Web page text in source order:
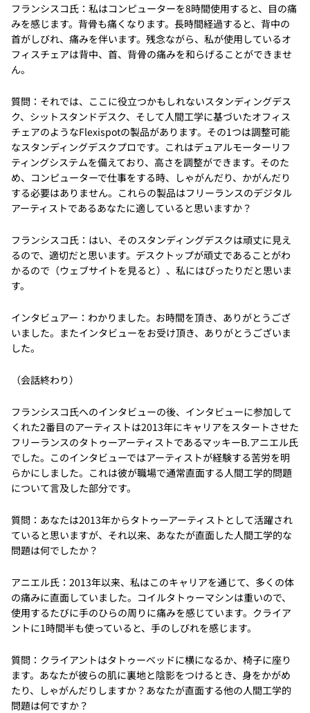
フランシスコ氏：私はコンピューターを8時間使用すると、目の痛
みを感じます。背骨も痛くなります。長時間経過すると、背中の
首がしびれ、痛みを伴います。残念ながら、私が使用しているオ
フィスチェアは背中、首、背骨の痛みを和らげることができませ
ん。
質問：それでは、ここに役立つかもしれないスタンディングデス
ク、シットスタンドデスク、そして人間工学に基づいたオフィス
チェアのようなFlexispotの製品があります。その1つは調整可能
なスタンディングデスクプロです。これはデュアルモーターリフ
ティングシステムを備えており、高さを調整ができます。そのた
め、コンピューターで仕事をする時、しゃがんだり、かがんだり
する必要はありません。これらの製品はフリーランスのデジタル
アーティストであるあなたに適していると思いますか？
フランシスコ氏：はい、そのスタンディングデスクは頑丈に見え
るので、適切だと思います。デスクトップが頑丈であることがわ
かるので（ウェブサイトを見ると）、私にはぴったりだと思いま
す。
インタビュアー：わかりました。お時間を頂き、ありがとうござ
いました。またインタビューをお受け頂き、ありがとうございま
した。
（会話終わり）
フランシスコ氏へのインタビューの後、インタビューに参加して
くれた2番目のアーティストは2013年にキャリアをスタートさせた
フリーランスのタトゥーアーティストであるマッキーB.アニエル氏
でした。このインタビューではアーティストが経験する苦労を明
らかにしました。これは彼が職場で通常直面する人間工学的問題
について言及した部分です。
質問：あなたは2013年からタトゥーアーティストとして活躍され
ていると思いますが、それ以来、あなたが直面した人間工学的な
問題は何でしたか？
アニエル氏：2013年以来、私はこのキャリアを通じて、多くの体
の痛みに直面していました。コイルタトゥーマシンは重いので、
使用するたびに手のひらの周りに痛みを感じています。クライア
ントに1時間半も使っていると、手のしびれを感じます。
質問：クライアントはタトゥーベッドに横になるか、椅子に座り
ます。あなたが彼らの肌に裏地と陰影をつけるとき、身をかがめ
たり、しゃがんだりしますか？あなたが直面する他の人間工学的
問題は何ですか？